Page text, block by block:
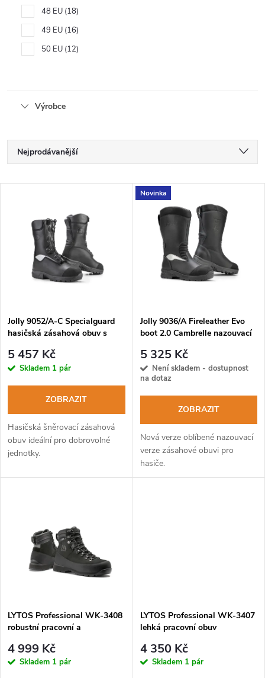
48 EU 18
49 EU 16
50 EU 12
Výrobce
Ř
a
p
r
o
d
u
k
Nejprodávanější
Abecedně
s
p
r
d
u
Jolly 9052/A-C Specialguard
hasičská zásahová obuv s
5 457 Kč
Skladem 1 pár
ZOBRAZIT
Hasičská šněrovací zásahová
obuv ideální pro dobrovolné
jednotky.
Novinka
Jolly 9036/A Fireleather Evo
boot 2.0 Cambrelle nazouvací
5 325 Kč
Není skladem - dostupnost
na dotaz
ZOBRAZIT
Nová verze oblíbené nazouvací
verze zásahové obuvi pro
hasiče.
LYTOS Professional WK-3408
robustní pracovní a
4 999 Kč
Skladem 1 pár
LYTOS Professional WK-3407
lehká pracovní obuv
4 350 Kč
Skladem 1 pár